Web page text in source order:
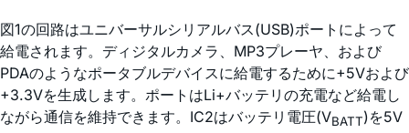
図1の回路はユニバーサルシリアルバス(USB)ポートによって
給電されます。ディジタルカメラ、MP3プレーヤ、および
PDAのようなポータブルデバイスに給電するために+5Vおよび
+3.3Vを生成します。ポートはLi+バッテリの充電など給電し
ながら通信を維持できます。IC2はバッテリ電圧(VBATT)を5V